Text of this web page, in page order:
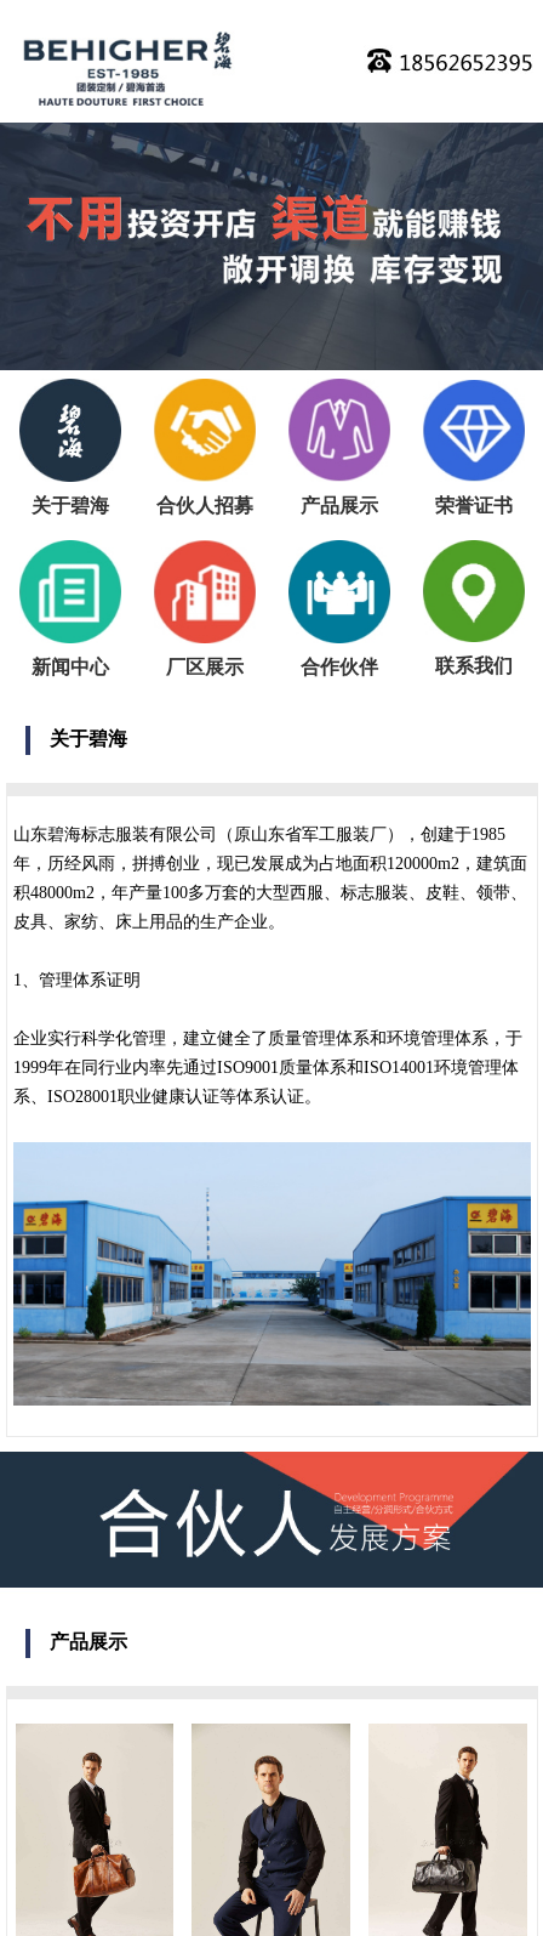
关于碧海 合伙人招募 产品展示 荣誉证书
新闻中心 厂区展示 合作伙伴 联系我们
关于碧海
山东碧海标志服装有限公司（原山东省军工服装厂），创建于1985
年，历经风雨，拼搏创业，现已发展成为占地面积120000m2，建筑面
积48000m2，年产量100多万套的大型西服、标志服装、皮鞋、领带、
皮具、家纺、床上用品的生产企业。
1、管理体系证明
企业实行科学化管理，建立健全了质量管理体系和环境管理体系，于
1999年在同行业内率先通过ISO9001质量体系和ISO14001环境管理体
系、ISO28001职业健康认证等体系认证。
产品展示